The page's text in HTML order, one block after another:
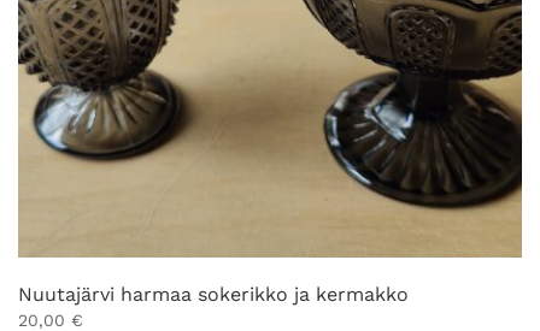
Nuutajärvi harmaa sokerikko ja kermakko
20,00 €